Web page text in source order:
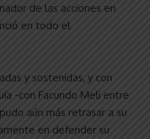
de las acciones en
en todo el
y sostenidas, y con
-con Facundo Meli entre
aún más retrasar a su
en defender su